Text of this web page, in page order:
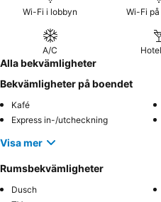
Wi-Fi i lobbyn Wi-Fi
A/C
Alla bekvämligheter
Bekvämligheter på boendet
Kafé
Express in-/utcheckning
Visa mer
Rumsbekvämligheter
Dusch